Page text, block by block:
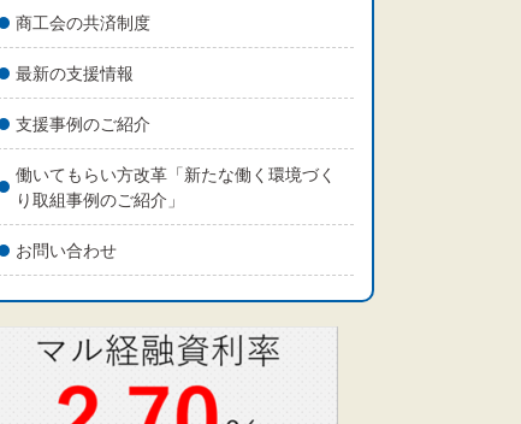
商工会の共済制度
最新の支援情報
支援事例のご紹介
働いてもらい方改革「新たな働く環境づく
り取組事例のご紹介」
お問い合わせ